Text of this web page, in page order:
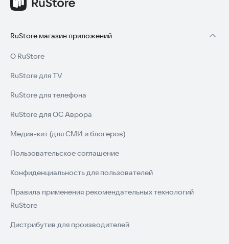
RuStore магазин приложений
О RuStore
RuStore для TV
RuStore для телефона
RuStore для ОС Аврора
Медиа-кит (для СМИ и блогеров)
Пользовательское соглашение
Конфиденциальность для пользователей
Правила применения рекомендательных технологий
RuStore
Дистрибутив для производителей